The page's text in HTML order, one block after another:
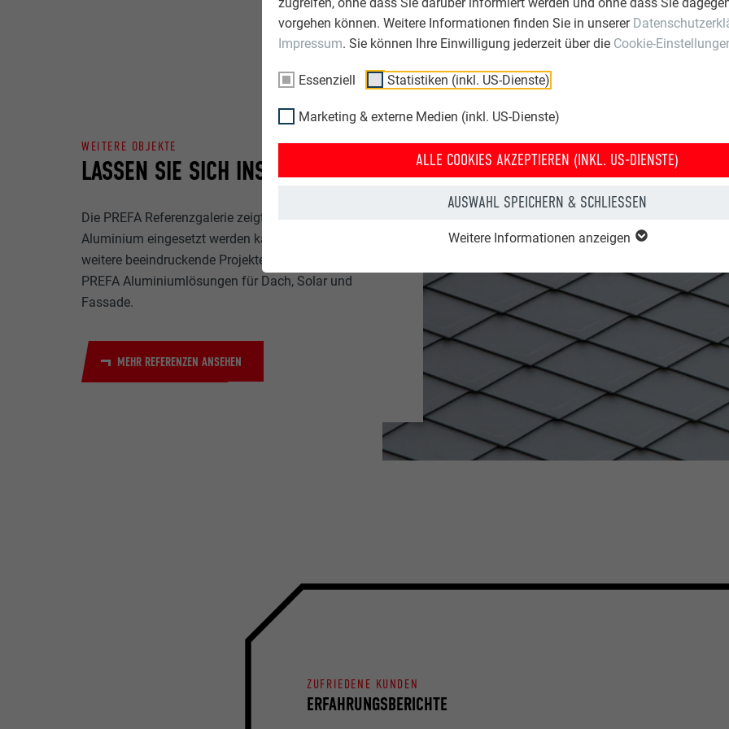
vorgehen können. Weitere Informationen finden Sie in unserer
Impressum. Sie können Ihre Einwilligung jederzeit über die Cookie-
Essenziell Statistiken (inkl. US-Dienste)
Marketing & externe Medien (inkl. US-Dienste)
ALLE COOKIES AKZEPTIEREN (INKL. US-DIENSTE)
AUSWAHL SPEICHERN & SCHLIESSEN
Weitere Informationen anzeigen
LASSEN SIE SICH INSPIRIEREN
WEITERE OBJEKTE
Die PREFA Referenzgalerie zeigt, wie vielseitig
Aluminium eingesetzt werden kann. Entdecken Sie
weitere beeindruckende Projekte mit den langlebigen
PREFA Aluminiumlösungen für Dach, Solar und
Fassade.
MEHR REFERENZEN ANSEHEN
ERFAHRUNGSBERICHTE
ZUFRIEDENE KUNDEN